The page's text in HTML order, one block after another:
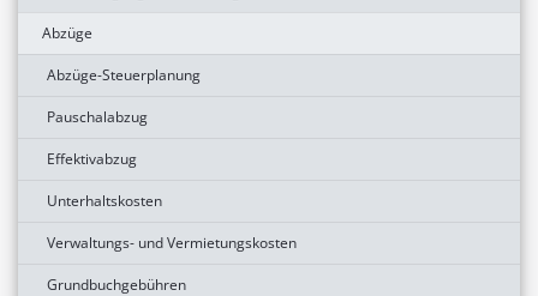
Abzüge
Abzüge-Steuerplanung
Pauschalabzug
Effektivabzug
Unterhaltskosten
Verwaltungs- und Vermietungskosten
Grundbuchgebühren